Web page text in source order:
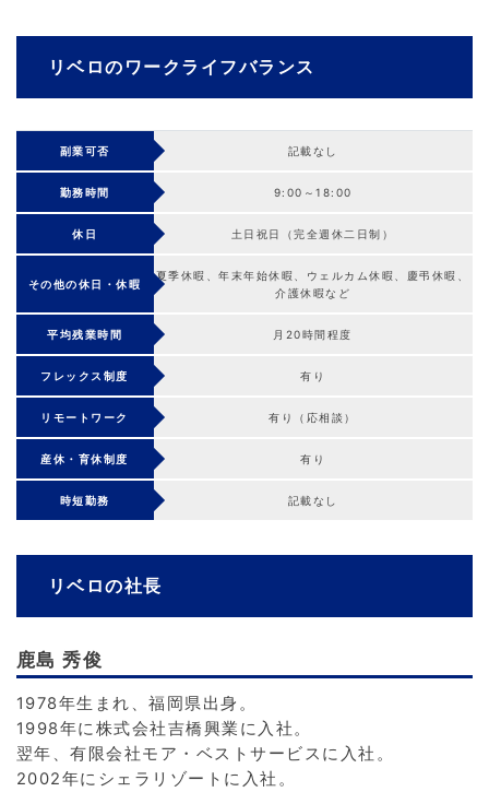
リベロのワークライフバランス
副業可否 記載なし
勤務時間 9:00～18:00
休日 土日祝日（完全週休二日制）
その他の休日・休暇
夏季休暇、年末年始休暇、ウェルカム休暇、慶弔休暇、
介護休暇など
平均残業時間 月20時間程度
フレックス制度 有り
リモートワーク 有り（応相談）
産休・育休制度 有り
時短勤務 記載なし
リベロの社長
鹿島 秀俊
1978年生まれ、福岡県出身。
1998年に株式会社吉橋興業に入社。
翌年、有限会社モア・ベストサービスに入社。
2002年にシェラリゾートに入社。